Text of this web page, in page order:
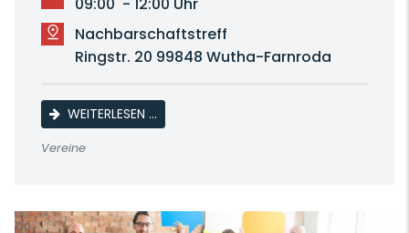
Nachbarschaftstreff
Ringstr. 20 99848 Wutha-Farnroda
WEITERLESEN …BEGEGNUNGS- UND SPRACHLERNRUNDE
Vereine